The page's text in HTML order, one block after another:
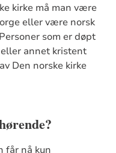
kirke må man være
eller være norsk
som er døpt
annet kristent
Den norske kirke
får nå kun